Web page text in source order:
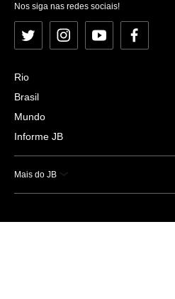
Nos siga nas redes sociais!
Twitter InstagramYouTubeFacebook
Rio
Brasil
Mundo
Informe JB
Mais do JB
Esportes